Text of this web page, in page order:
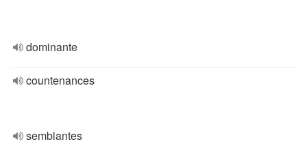
dominante
countenances
semblantes